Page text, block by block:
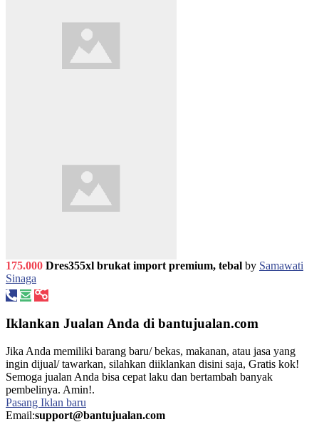
175.000 Dres355xl brukat import premium, tebal by Samawati
Sinaga
Iklankan Jualan Anda di bantujualan.com
Jika Anda memiliki barang baru/ bekas, makanan, atau jasa yang
ingin dijual/ tawarkan, silahkan diiklankan disini saja, Gratis kok!
Semoga jualan Anda bisa cepat laku dan bertambah banyak
pembelinya. Amin!.
Pasang Iklan baru
Email:support@bantujualan.com